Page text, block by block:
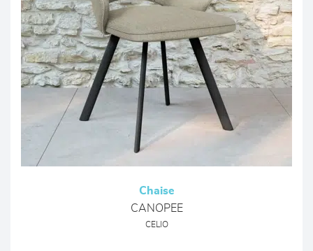
Chaise
CANOPEE
CELIO